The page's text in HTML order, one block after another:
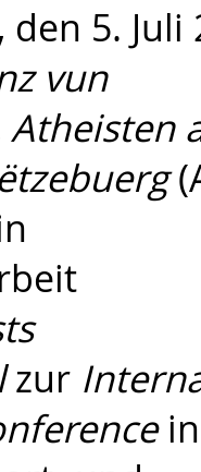
5. Juli
vun
zur
in